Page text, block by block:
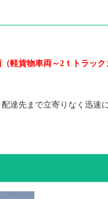
軽貨物車両～2ｔトラック
配達先まで立寄りなく迅速